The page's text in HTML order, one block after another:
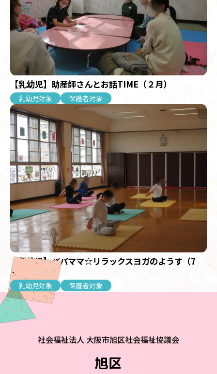
【乳幼児】助産師さんとお話TIME（２月）
乳幼児対象 保護者対象
【乳幼児】パパママ☆リラックスヨガのようす（7
月）
乳幼児対象 保護者対象
社会福祉法人 大阪市旭区社会福祉協議会
旭区